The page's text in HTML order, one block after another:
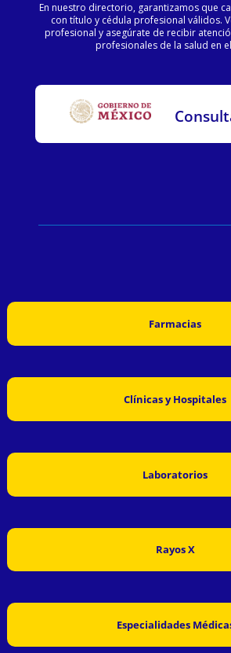
En nuestro directorio, garantizamos que
con título y cédula profesional válidos.
profesional y asegúrate de recibir
profesionales de la salud en
Farmacias
Clínicas y Hospitales
Laboratorios
Rayos X
Especialidades